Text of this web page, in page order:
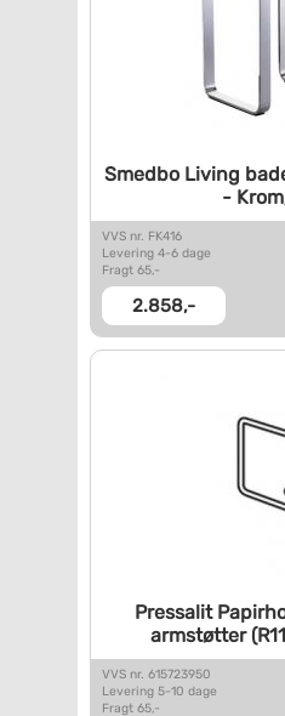
Smedbo Living
-
VVS nr. FK416
Levering 4-6 dage
Fragt 65,-
2.858,-
Pressalit
armstøtter
VVS nr. 615723950
Levering 5-10 dage
Fragt 65,-